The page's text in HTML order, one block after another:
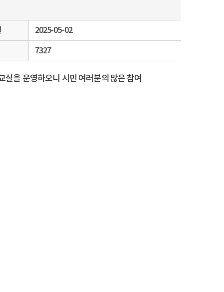
2025-05-02
7327
을 운영하오니 시민 여러분의 많은 참여